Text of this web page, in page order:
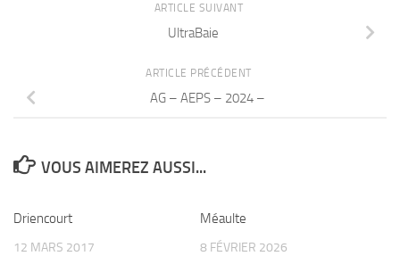
ARTICLE SUIVANT
UltraBaie
ARTICLE PRÉCÉDENT
AG – AEPS – 2024 –
VOUS AIMEREZ AUSSI...
Driencourt
12 MARS 2017
Méaulte
8 FÉVRIER 2026